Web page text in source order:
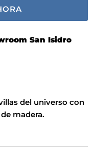
San Isidro
del universo con
madera.